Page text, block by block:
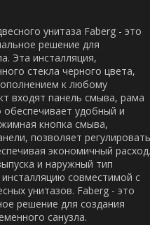
унитаза Faberg - это
решение для
Эта инсталляция,
стекла черного цвета,
к любому
входят панель смыва, рама
удобный и
кнопка смыва,
позволяет регулировать
экономичный расход.
и наружный тип
совместимой с
унитазов. Faberg - это
решение для создания
санузла.